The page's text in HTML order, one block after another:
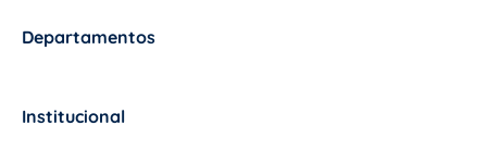
Departamentos
Institucional